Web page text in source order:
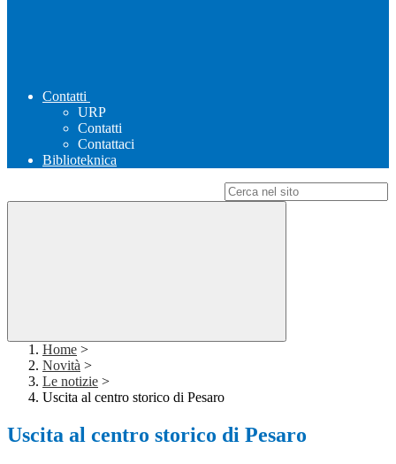
Contatti
URP
Contatti
Contattaci
Biblioteknica
Home >
Novità >
Le notizie >
Uscita al centro storico di Pesaro
Uscita al centro storico di Pesaro